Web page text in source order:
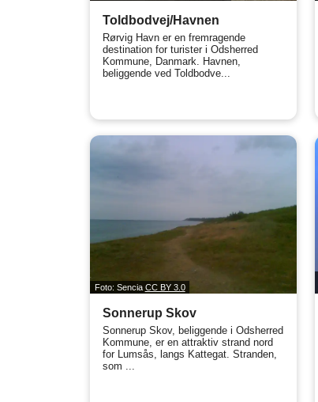
Toldbodvej/Havnen
Rørvig Havn er en fremragende
destination for turister i Odsherred
Kommune, Danmark. Havnen,
beliggende ved Toldbodve...
Foto: Sencia CC BY 3.0
Sonnerup Skov
Sonnerup Skov, beliggende i Odsherred
Kommune, er en attraktiv strand nord
for Lumsås, langs Kattegat. Stranden,
som ...